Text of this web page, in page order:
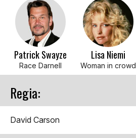
Patrick Swayze
Race Darnell
Lisa Niemi
Woman in crowd
Regia:
David Carson